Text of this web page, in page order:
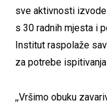
sve aktivnosti
s 30 radnih mjesta i
Institut raspolaže
za potrebe
,,Vršimo obuku